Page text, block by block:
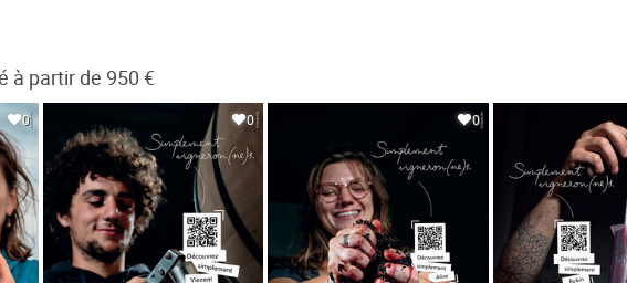
à partir de 950 €
0 0 0